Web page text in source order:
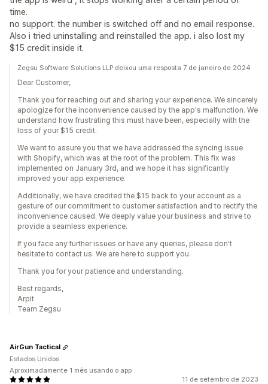
time.
no support. the number is switched off and no email response.
Also i tried uninstalling and reinstalled the app. i also lost my
$15 credit inside it.
Zegsu Software Solutions LLP deixou uma resposta 7 de janeiro de 2024
Dear Customer,
Thank you for reaching out and sharing your experience. We sincerely
apologize for the inconvenience caused by the app's malfunction. We
understand how frustrating this must have been, especially with the
loss of your $15 credit.
We want to assure you that we have addressed the syncing issue
with Shopify, which was at the root of the problem. This fix was
implemented on January 3rd, and we hope it has significantly
improved your app experience.
Additionally, we have credited the $15 back to your account as a
gesture of our commitment to customer satisfaction and to rectify the
inconvenience caused. We deeply value your business and strive to
provide a seamless experience.
If you face any further issues or have any queries, please don't
hesitate to contact us. We are here to support you.
Thank you for your patience and understanding.
Best regards,
Arpit
Team Zegsu
11 de setembro de 2023
AirGun Tactical
Estados Unidos
Aproximadamente 1 mês usando o app